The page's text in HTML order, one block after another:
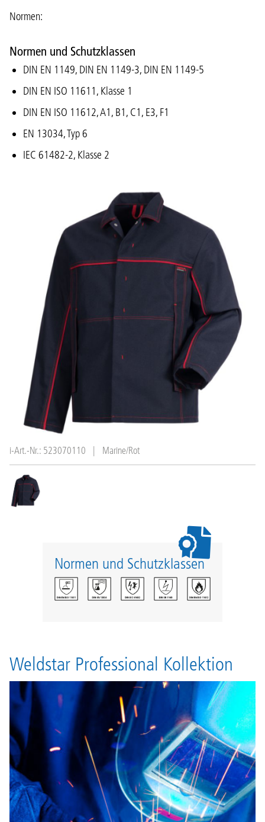
i-Art.-Nr.: 523070110 Marine/Rot
Normen:
Normen und Schutzklassen
DIN EN 1149, DIN EN 1149-3, DIN EN 1149-5
DIN EN ISO 11611, Klasse 1
DIN EN ISO 11612, A1, B1, C1, E3, F1
EN 13034, Typ 6
IEC 61482-2, Klasse 2
Normen und Schutzklassen
Weldstar Professional Kollektion